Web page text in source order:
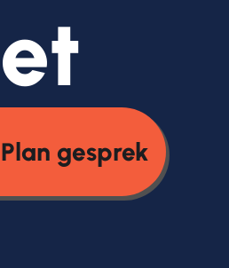
Plan gesprek